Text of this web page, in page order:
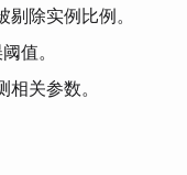
剔除实例比例。
值。
相关参数。